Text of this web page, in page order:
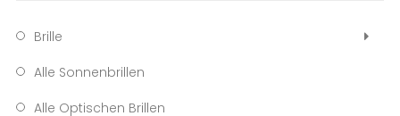
Brille
Alle Sonnenbrillen
Alle Optischen Brillen